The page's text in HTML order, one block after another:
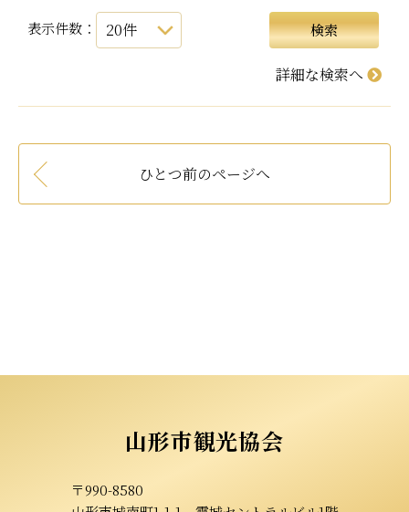
表示件数：
詳細な検索へ
ひとつ前のページへ
山形市観光協会
〒990-8580